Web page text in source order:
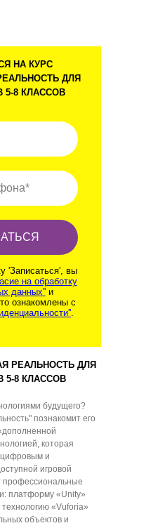
НА КУРС
ДЛЯ
5-8 КЛАССОВ
будущего?
познакомит его
которая
цифровым и
игровой
профессиональные
платформу «Unity»
«Vuforia»
объектов и
'Записаться', вы
на обработку
данных''и
ознакомлены с
.
РЕАЛЬНОСТЬ ДЛЯ
5-8 КЛАССОВ